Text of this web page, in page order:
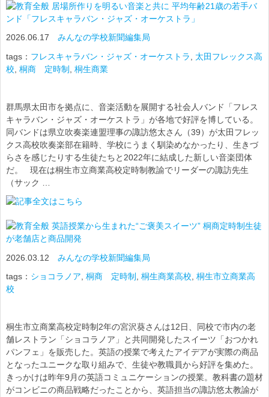
居場所作りを明るい音楽と共に 平均年齢21歳の若手バ
ンド「フレスキャラバン・ジャズ・オーケストラ」
2026.06.17 みんなの学校新聞編集局
tags： フレスキャラバン・ジャズ・オーケストラ
太田フレックス高
校 桐商 定時制 桐生商業
群馬県太田市を拠点に、音楽活動を展開する社会人バンド「フレス
キャラバン・ジャズ・オーケストラ」が各地で好評を博している。
同バンドは県立吹奏楽連盟理事の諏訪悠太さん（39）が太田フレッ
クス高校吹奏楽部在籍時、学校にうまく馴染めなかったり、生きづ
らさを感じたりする生徒たちと2022年に結成した新しい音楽団体
だ。 現在は桐生市立商業高校定時制教諭でリーダーの諏訪先生
（サック …
英語授業から生まれた“ご褒美スイーツ” 桐商定時制生徒
が老舗店と商品開発
2026.03.12 みんなの学校新聞編集局
tags： ショコラノア 桐商 定時制 桐生商業高校 桐生市立商業高
校
桐生市立商業高校定時制2年の宮沢葵さんは12日、同校で市内の老
舗レストラン「ショコラノア」と共同開発したスイーツ「おつかれ
パンフェ」を販売した。英語の授業で考えたアイデアが実際の商品
となったユニークな取り組みで、生徒や教職員から好評を集めた。
きっかけは昨年9月の英語コミュニケーションの授業。教科書の題材
がコンビニの商品戦略だったことから、英語担当の諏訪悠太教諭が